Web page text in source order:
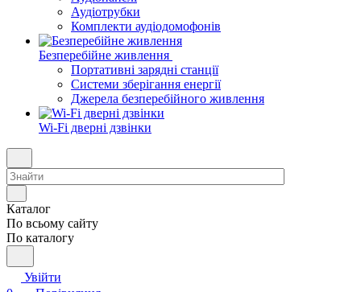
Аудіотрубки
Комплекти аудіодомофонів
Безперебійне живлення
Портативні зарядні станції
Системи зберігання енергії
Джерела безперебійного живлення
Wi-Fi дверні дзвінки
Каталог
По всьому сайту
По каталогу
Увійти